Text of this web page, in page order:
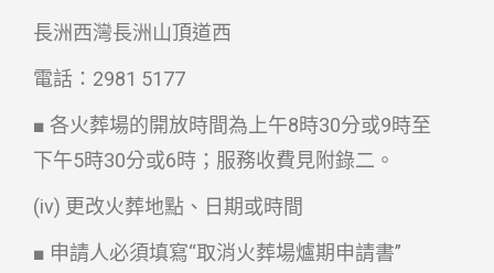
長洲西灣長洲山頂道西
電話：2981 5177
■ 各火葬場的開放時間為上午8時30分或9時至
下午5時30分或6時；服務收費見附錄二。
(iv) 更改火葬地點、日期或時間
■ 申請人必須填寫“取消火葬場爐期申請書”